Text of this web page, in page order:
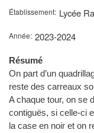
Établissement Lycée
Année 2023-2024
Résumé
On part d’un
reste des carreaux
A chaque tour, on se
contiguës, si celle-ci
la case en noir et on